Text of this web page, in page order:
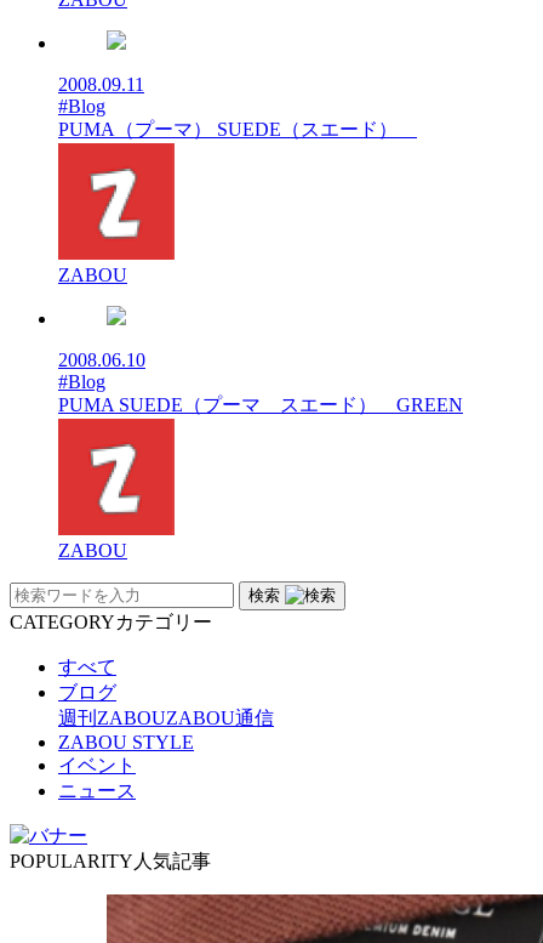
2008.09.11
#Blog
PUMA（プーマ） SUEDE（スエード）
ZABOU
2008.06.10
#Blog
PUMA SUEDE（プーマ スエード） GREEN
ZABOU
検索
CATEGORYカテゴリー
すべて
ブログ
週刊ZABOUZABOU通信
ZABOU STYLE
イベント
ニュース
POPULARITY 人気記事